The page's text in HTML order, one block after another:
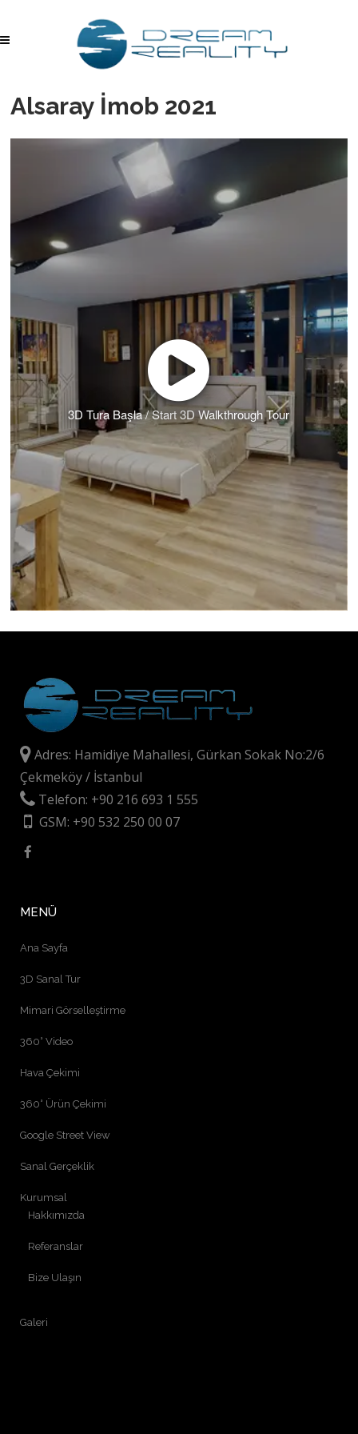
Alsaray İmob 2021
3D Tura Başla / Start 3D Walkthrough Tour
Adres: Hamidiye Mahallesi, Gürkan Sokak No:2/6
Çekmeköy / İstanbul
Telefon: +90 216 693 1 555
GSM: +90 532 250 00 07
MENÜ
Ana Sayfa
3D Sanal Tur
Mimari Görselleştirme
360° Video
Hava Çekimi
360° Ürün Çekimi
Google Street View
Sanal Gerçeklik
Kurumsal
Hakkımızda
Referanslar
Bize Ulaşın
Galeri